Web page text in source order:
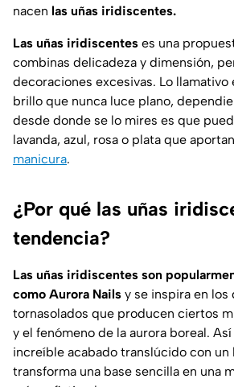
nacen las uñas iridiscentes.
Las uñas iridiscentes es una
combinas delicadeza y dimensión,
decoraciones excesivas. Lo llamativo
brillo que nunca luce plano,
desde donde se lo mires es que
lavanda, azul, rosa o plata que
manicura.
¿Por qué las uñas
tendencia?
Las uñas iridiscentes son
como Aurora Nails y se inspira en los
tornasolados que producen ciertos
y el fenómeno de la aurora boreal.
increíble acabado translúcido con un
transforma una base sencilla en una